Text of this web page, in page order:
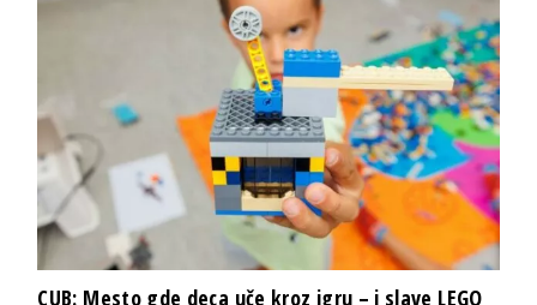
CUB: Mesto gde deca uče kroz igru – i slave LEGO